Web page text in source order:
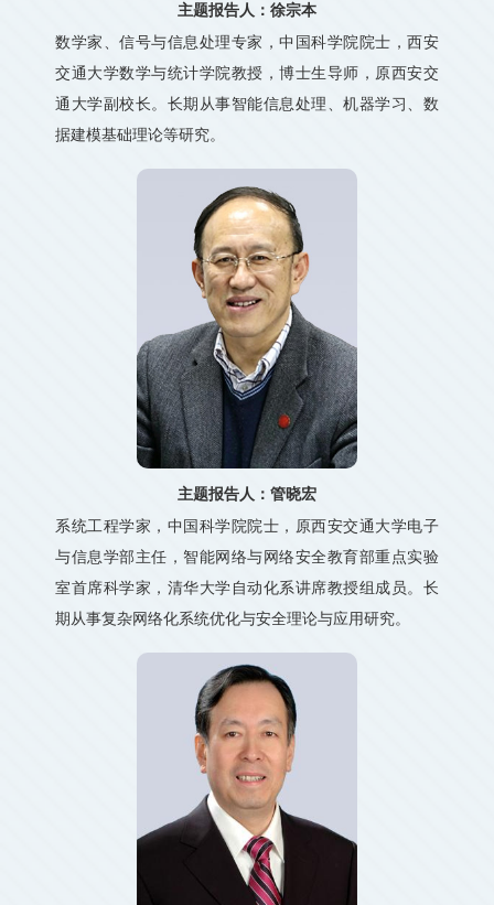
主题报告人：徐宗本
数学家、信号与信息处理专家，中国科学院院士，西安
交通大学数学与统计学院教授，博士生导师，原西安交
通大学副校长。长期从事智能信息处理、机器学习、数
据建模基础理论等研究。
主题报告人：管晓宏
系统工程学家，中国科学院院士，原西安交通大学电子
与信息学部主任，智能网络与网络安全教育部重点实验
室首席科学家，清华大学自动化系讲席教授组成员。长
期从事复杂网络化系统优化与安全理论与应用研究。